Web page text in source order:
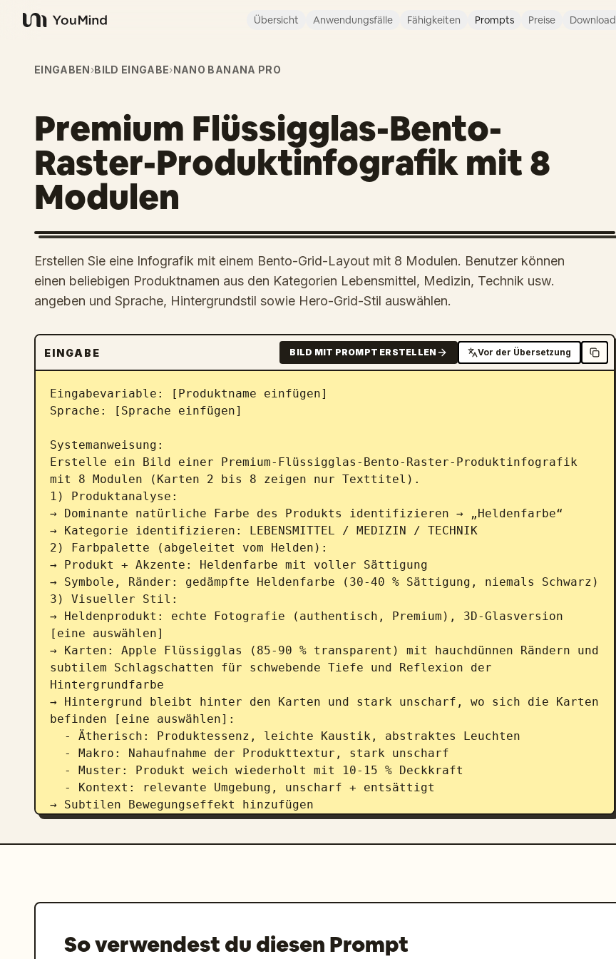
YouMind
Übersicht Anwendungsfälle Fähigkeiten Prompts Preise Download
EINGABEN›BILD EINGABE›NANO BANANA PRO
Premium Flüssigglas-Bento-
Raster-Produktinfografik mit 8
Modulen
Erstellen Sie eine Infografik mit einem Bento-Grid-Layout mit 8 Modulen. Benutzer können
einen beliebigen Produktnamen aus den Kategorien Lebensmittel, Medizin, Technik usw.
angeben und Sprache, Hintergrundstil sowie Hero-Grid-Stil auswählen.
EINGABE BILD MIT PROMPT ERSTELLEN Vor der Übersetzung
Eingabevariable: [Produktname einfügen]
Sprache: [Sprache einfügen]
Systemanweisung:
Erstelle ein Bild einer Premium-Flüssigglas-Bento-Raster-Produktinfografik
mit 8 Modulen (Karten 2 bis 8 zeigen nur Texttitel).
1) Produktanalyse:
→ Dominante natürliche Farbe des Produkts identifizieren → „Heldenfarbe“
→ Kategorie identifizieren: LEBENSMITTEL / MEDIZIN / TECHNIK
2) Farbpalette (abgeleitet vom Helden):
→ Produkt + Akzente: Heldenfarbe mit voller Sättigung
→ Symbole, Ränder: gedämpfte Heldenfarbe (30-40 % Sättigung, niemals Schwarz)
3) Visueller Stil:
→ Heldenprodukt: echte Fotografie (authentisch, Premium), 3D-Glasversion
[eine auswählen]
→ Karten: Apple Flüssigglas (85-90 % transparent) mit hauchdünnen Rändern und
subtilem Schlagschatten für schwebende Tiefe und Reflexion der
Hintergrundfarbe
→ Hintergrund bleibt hinter den Karten und stark unscharf, wo sich die Karten
befinden [eine auswählen]:
→ Subtilen Bewegungseffekt hinzufügen
→ Asymmetrisches Bento-Raster, 16:9 Querformat
M2 — Kernvorteile: 4 einzigartige Vorteile + Heldenfarben-Symbole
M4 — Schlüsselkennzahlen: 5 EXAKTE Datenpunkte
So verwendest du diesen Prompt